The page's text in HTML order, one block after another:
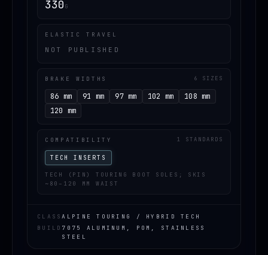
330 G
ELASTIC TRAVEL
NOT PUBLISHED
BRAKE WIDTHS 6 SIZES
86 mm 91 mm 97 mm 102 mm
108 mm
120 mm
COMPATIBILITY 1 STANDARDS
TECH INSERTS
TECH (PIN) TOURING BOOT SOLES; SKIS
~80–120 MM WAIST
CLASSALPINE TOURING / HYBRID TECH
BUILD 7075 ALUMINUM, POM, STAINLESS
STEEL